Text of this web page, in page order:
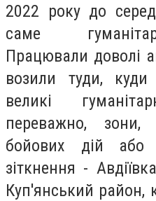
2022 року до
саме
Працювали доволі
возили туди,
великі
переважно,
бойових дій або
зіткнення -
Куп'янський район,